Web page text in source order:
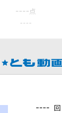
---- 点
----
---- 回